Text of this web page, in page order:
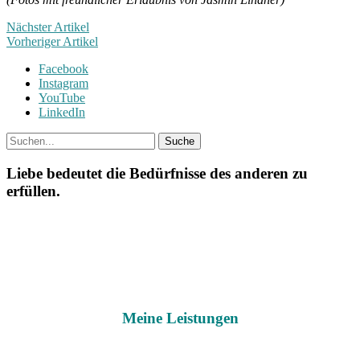
Nächster Artikel
Vorheriger Artikel
Facebook
Instagram
YouTube
LinkedIn
Liebe bedeutet die Bedürfnisse des anderen zu
erfüllen.
Meine Leistungen